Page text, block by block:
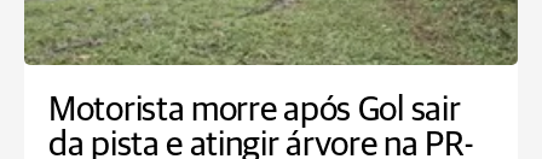
Motorista morre após Gol sair
da pista e atingir árvore na PR-